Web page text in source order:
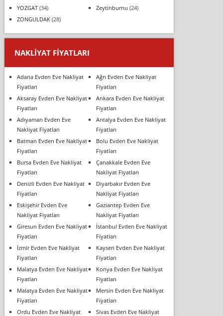
YOZGAT(34) Zeytinburnu (24)
ZONGULDAK(28)
NAKLIYAT FIYATLARI
Adana Evden Eve Nakliyat
Fiyatları
Ağrı Evden Eve Nakliyat
Fiyatları
Aksaray Evden Eve Nakliyat
Fiyatları
Ankara Evden Eve Nakliyat
Fiyatları
Adıyaman Evden Eve
Nakliyat Fiyatları
Antalya Evden Eve Nakliyat
Fiyatları
Batman Evden Eve Nakliyat
Fiyatları
Bolu Evden Eve Nakliyat
Fiyatları
Bursa Evden Eve Nakliyat
Fiyatları
Çanakkale Evden Eve
Nakliyat Fiyatları
Denizli Evden Eve Nakliyat
Fiyatları
Diyarbakır Evden Eve
Nakliyat Fiyatları
Eskişehir Evden Eve
Nakliyat Fiyatları
Gaziantep Evden Eve
Nakliyat Fiyatları
Giresun Evden Eve Nakliyat
Fiyatları
İstanbul Evden Eve Nakliyat
Fiyatları
İzmir Evden Eve Nakliyat
Fiyatları
Kayseri Evden Eve Nakliyat
Fiyatları
Malatya Evden Eve Nakliyat
Fiyatları
Konya Evden Eve Nakliyat
Fiyatları
Malatya Evden Eve Nakliyat
Fiyatları
Mersin Evden Eve Nakliyat
Fiyatları
Ordu Evden Eve Nakliyat
Sivas Evden Eve Nakliyat